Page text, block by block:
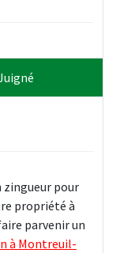
zingueur pour
propriété à
parvenir un
à Montreuil-